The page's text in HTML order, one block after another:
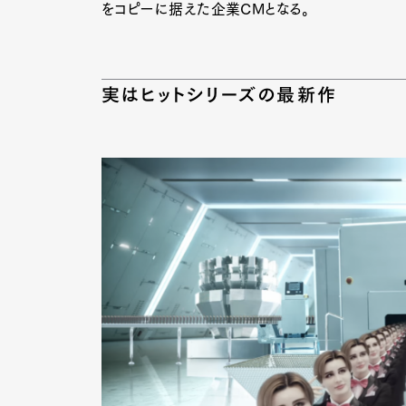
をコピーに据えた企業CMとなる。
実はヒットシリーズの最新作